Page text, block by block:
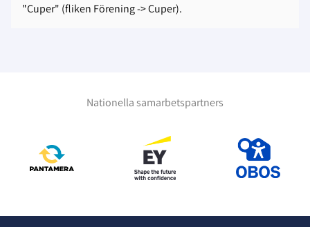
"Cuper" (fliken Förening -> Cuper).
Nationella samarbetspartners